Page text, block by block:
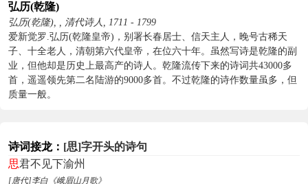
弘历(乾隆)
弘历(乾隆), , 清代诗人, 1711 - 1799
爱新觉罗.弘历(乾隆皇帝)，别署长春居士、信天主人，晚号古稀天
子、十全老人，清朝第六代皇帝，在位六十年。虽然写诗是乾隆的副
业，但他却是历史上最高产的诗人。乾隆流传下来的诗词共43000多
首，遥遥领先第二名陆游的9000多首。不过乾隆的诗作数量虽多，但
质量一般。
诗词接龙： [思]字开头的诗句
思君不见下渝州
[唐代]李白《峨眉山月歌》